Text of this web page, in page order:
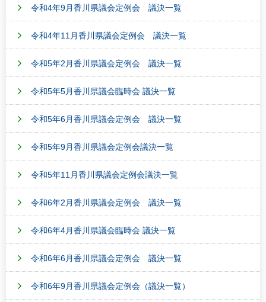
令和4年9月香川県議会定例会 議決一覧
令和4年11月香川県議会定例会 議決一覧
令和5年2月香川県議会定例会 議決一覧
令和5年5月香川県議会臨時会 議決一覧
令和5年6月香川県議会定例会 議決一覧
令和5年9月香川県議会定例会議決一覧
令和5年11月香川県議会定例会議決一覧
令和6年2月香川県議会定例会 議決一覧
令和6年4月香川県議会臨時会 議決一覧
令和6年6月香川県議会定例会 議決一覧
令和6年9月香川県議会定例会（議決一覧）